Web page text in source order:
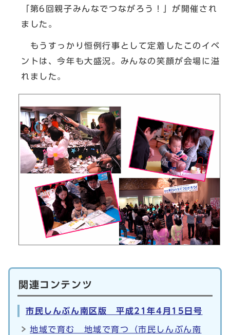
「第6回親子みんなでつながろう！」が開催され
ました。
もうすっかり恒例行事として定着したこのイベ
ントは、今年も大盛況。みんなの笑顔が会場に溢
れました。
関連コンテンツ
市民しんぶん南区版 平成21年4月15日号
地域で育む 地域で育つ（市民しんぶん南